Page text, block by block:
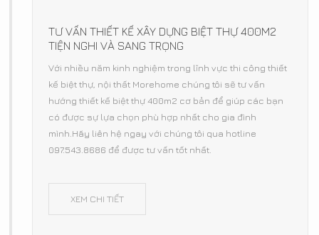
TƯ VẤN THIẾT KẾ XÂY DỰNG BIỆT THỰ 400M2
TIỆN NGHI VÀ SANG TRỌNG
Với nhiều năm kinh nghiệm trong lĩnh vực thi công thiết
kế biệt thự, nội thất Morehome chúng tôi sẽ tư vấn
hướng thiết kế biệt thự 400m2 cơ bản để giúp các bạn
có được sự lựa chọn phù hợp nhất cho gia đình
mình.Hãy liên hệ ngay với chúng tôi qua hotline
097.543.8686 để được tư vấn tốt nhất.
XEM CHI TIẾT